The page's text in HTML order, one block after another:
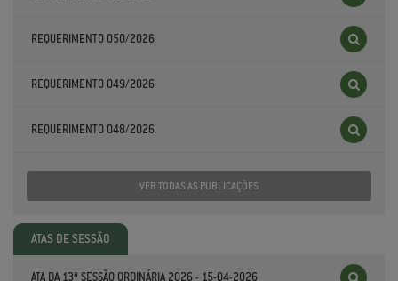
REQUERIMENTO 050/2026
REQUERIMENTO 049/2026
REQUERIMENTO 048/2026
VER TODAS AS PUBLICAÇÕES
ATAS DE SESSÃO
ATA DA 13ª SESSÃO ORDINÁRIA 2026 - 15-04-2026